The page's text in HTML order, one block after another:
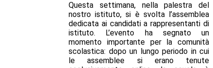
Questa settimana, nella palestra del
nostro istituto, si è svolta l’assemblea
dedicata ai candidati a rappresentanti di
istituto. L’evento ha segnato un
momento importante per la comunità
scolastica: dopo un lungo periodo in cui
le assemblee si erano tenute